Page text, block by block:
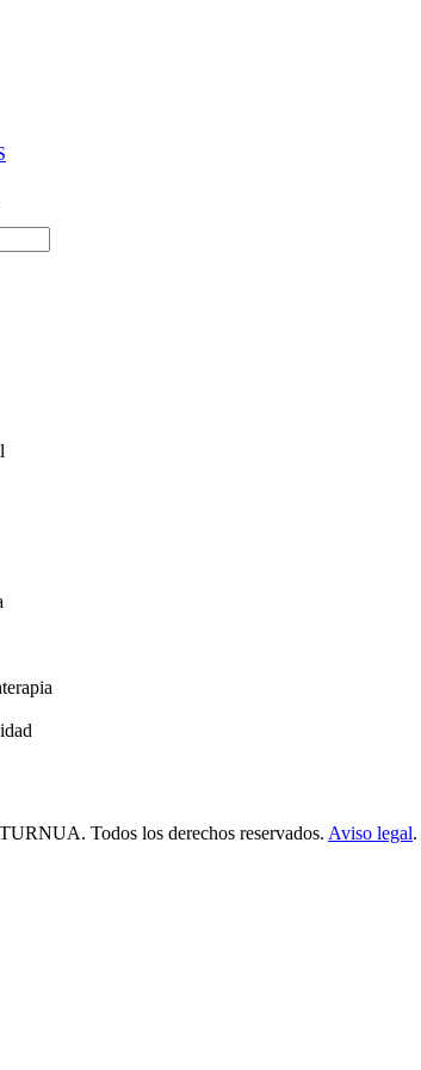
Todos los derechos reservados. Aviso legal.